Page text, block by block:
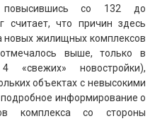
повысившись со 132 до
считает, что причин здесь
новых жилищных комплексов
выше, только в
новостройки),
объектах с невысокими
информирование о
комплекса со стороны